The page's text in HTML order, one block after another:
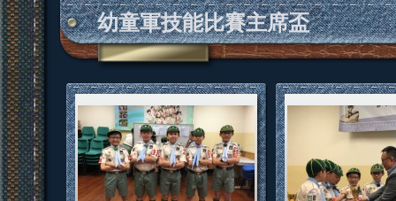
幼童軍技能比賽主席盃